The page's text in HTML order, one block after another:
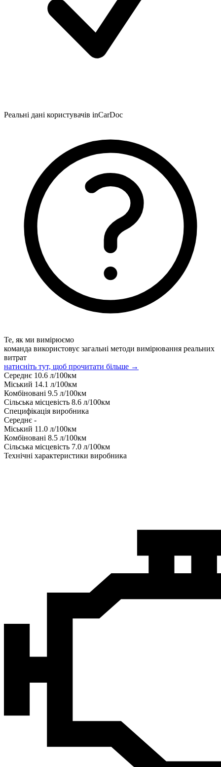
Реальні дані користувачів inCarDoc
Те, як ми вимірюємо
команда використовує загальні методи вимірювання реальних
витрат
натисніть тут, щоб прочитати більше →
Середнє 10.6 л/100км
Міський 14.1 л/100км
Комбіновані 9.5 л/100км
Сільська місцевість 8.6 л/100км
Специфікація виробника
Середнє -
Міський 11.0 л/100км
Комбіновані 8.5 л/100км
Сільська місцевість 7.0 л/100км
Технічні характеристики виробника